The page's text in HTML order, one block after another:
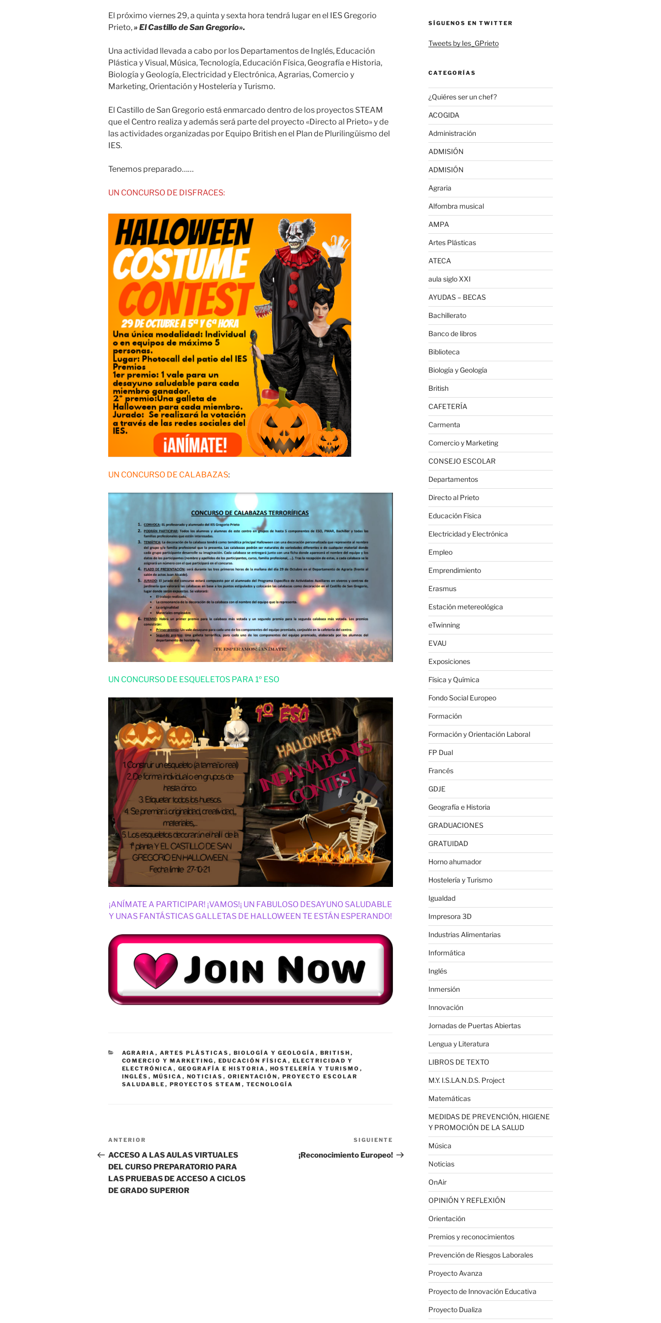
El próximo viernes 29, a quinta y sexta hora tendrá lugar en el IES Gregorio
Prieto,» El Castillo de San Gregorio».
Una actividad llevada a cabo por los Departamentos de Inglés, Educación
Plástica y Visual, Música, Tecnología, Educación Física, Geografía e Historia,
Biología y Geología, Electricidad y Electrónica, Agrarias, Comercio y
Marketing, Orientación y Hostelería y Turismo.
El Castillo de San Gregorio está enmarcado dentro de los proyectos STEAM
que el Centro realiza y además será parte del proyecto «Directo al Prieto» y de
las actividades organizadas por Equipo British en el Plan de Plurilingüismo del
IES.
Tenemos preparado……
UN CONCURSO DE DISFRACES:
UN CONCURSO DE CALABAZAS:
UN CONCURSO DE ESQUELETOS PARA 1º ESO
¡ANÍMATE A PARTICIPAR! ¡VAMOS!¡ UN FABULOSO DESAYUNO SALUDABLE
Y UNAS FANTÁSTICAS GALLETAS DE HALLOWEEN TE ESTÁN ESPERANDO!
CATEGORÍAS
AGRARIA , ARTES PLÁSTICAS , BIOLOGÍA Y GEOLOGÍA , BRITISH ,
COMERCIO Y MARKETING , EDUCACIÓN FÍSICA , ELECTRICIDAD Y
ELECTRÓNICA , GEOGRAFÍA E HISTORIA , HOSTELERÍA Y TURISMO ,
INGLÉS , MÚSICA , NOTICIAS , ORIENTACIÓN , PROYECTO ESCOLAR
SALUDABLE , PROYECTOS STEAM , TECNOLOGÍA
Navegación
de
entradas
Entrada
anterior:
ANTERIOR
ACCESO A LAS AULAS VIRTUALES
DEL CURSO PREPARATORIO PARA
LAS PRUEBAS DE ACCESO A CICLOS
DE GRADO SUPERIOR
entrada
SIGUIENTE
¡Reconocimiento Europeo!
SÍGUENOS EN TWITTER
Tweets by Ies_GPrieto
CATEGORÍAS
¿Quiéres ser un chef?
ACOGIDA
Administración
ADMISIÓN
ADMISIÓN
Agraria
Alfombra musical
AMPA
Artes Plásticas
ATECA
aula siglo XXI
AYUDAS – BECAS
Bachillerato
Banco de libros
Biblioteca
Biología y Geología
British
CAFETERÍA
Carmenta
Comercio y Marketing
CONSEJO ESCOLAR
Departamentos
Directo al Prieto
Educación Física
Electricidad y Electrónica
Empleo
Emprendimiento
Erasmus
Estación metereológica
eTwinning
EVAU
Exposiciones
Física y Química
Fondo Social Europeo
Formación
Formación y Orientación Laboral
FP Dual
Francés
GDJE
Geografía e Historia
GRADUACIONES
GRATUIDAD
Horno ahumador
Hostelería y Turismo
Igualdad
Impresora 3D
Industrias Alimentarias
Informática
Inglés
Inmersión
Innovación
Jornadas de Puertas Abiertas
Lengua y Literatura
LIBROS DE TEXTO
M.Y. I.S.LA.N.D.S. Project
Matemáticas
MEDIDAS DE PREVENCIÓN, HIGIENE
Y PROMOCIÓN DE LA SALUD
Música
Noticias
OnAir
OPINIÓN Y REFLEXIÓN
Orientación
Premios y reconocimientos
Prevención de Riesgos Laborales
Proyecto Avanza
Proyecto de Innovación Educativa
Proyecto Dualiza